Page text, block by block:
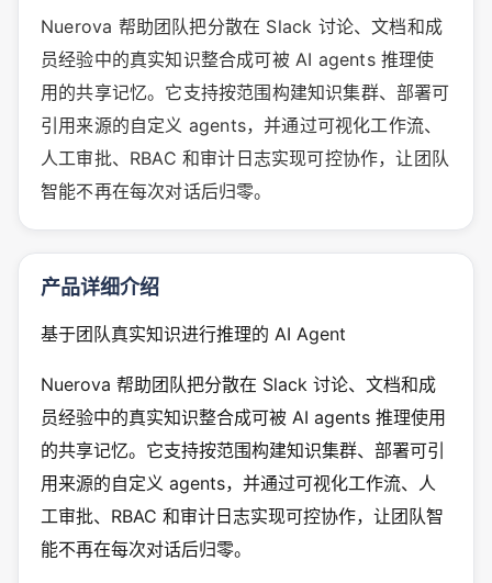
Nuerova 帮助团队把分散在 Slack 讨论、文档和成
员经验中的真实知识整合成可被 AI agents 推理使
用的共享记忆。它支持按范围构建知识集群、部署可
引用来源的自定义 agents，并通过可视化工作流、
人工审批、RBAC 和审计日志实现可控协作，让团队
智能不再在每次对话后归零。
产品详细介绍
基于团队真实知识进行推理的 AI Agent
Nuerova 帮助团队把分散在 Slack 讨论、文档和成
员经验中的真实知识整合成可被 AI agents 推理使用
的共享记忆。它支持按范围构建知识集群、部署可引
用来源的自定义 agents，并通过可视化工作流、人
工审批、RBAC 和审计日志实现可控协作，让团队智
能不再在每次对话后归零。